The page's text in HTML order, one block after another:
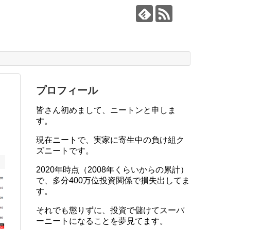
プロフィール
皆さん初めまして、ニートンと申しま
す。
現在ニートで、実家に寄生中の負け組ク
ズニートです。
2020年時点（2008年くらいからの累計）
で、多分400万位投資関係で損失出してま
す。
それでも懲りずに、投資で儲けてスーパ
ーニートになることを夢見てます。